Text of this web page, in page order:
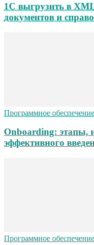
1С выгрузить в
документов и
Программное обеспечение
Onboarding: этапы,
эффективного
Программное обеспечение